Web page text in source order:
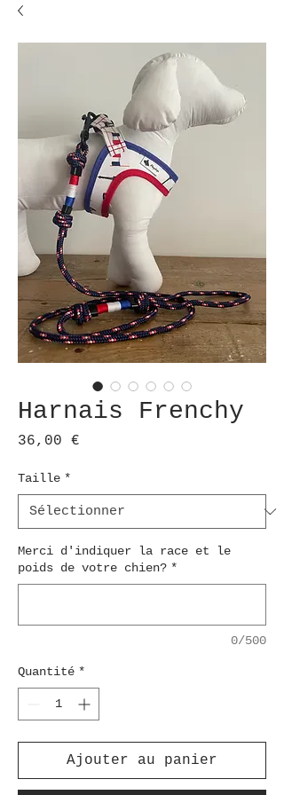
Harnais Frenchy
36,00 €
Taille *
Merci d'indiquer la race et le
poids de votre chien? *
0/500
Quantité *
Ajouter au panier